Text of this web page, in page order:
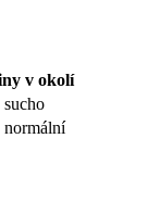
v okolí
sucho
normální